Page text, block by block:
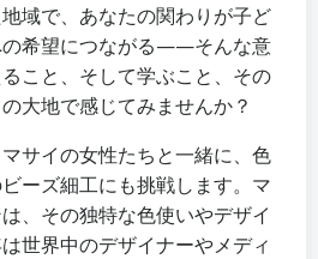
域で、あなたの関わりが子ど
の希望につながる——そんな意
こと、そして学ぶこと、その
大地で感じてみませんか？
サイの女性たちと一緒に、色
ーズ細工にも挑戦します。マ
、その独特な色使いやデザイ
世界中のデザイナーやメディ